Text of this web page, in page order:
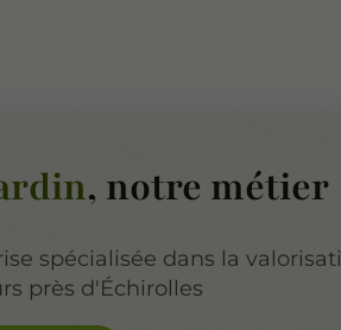
, notre métier
spécialisée dans la
près d'Échirolles